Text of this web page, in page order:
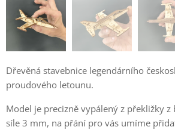
Dřevěná stavebnice legendárního
proudového letounu.
Model je precizně vypálený z překližky
síle 3 mm, na přání pro vás umíme